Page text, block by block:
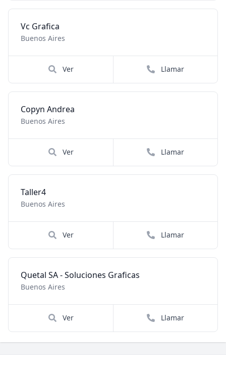
Vc Grafica
Buenos Aires
Ver Llamar
Copyn Andrea
Buenos Aires
Ver Llamar
Taller4
Buenos Aires
Ver Llamar
Quetal SA - Soluciones Graficas
Buenos Aires
Ver Llamar